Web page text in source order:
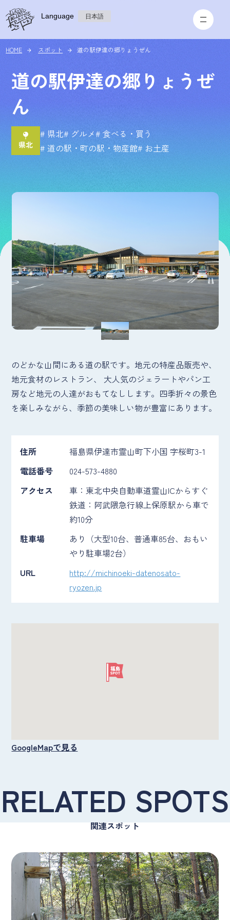
Language 日本語
HOME スポット 道の駅伊達の郷りょうぜん
道の駅伊達の郷りょうぜ
ん
# 県北# グルメ# 食べる・買う
# 道の駅・町の駅・物産館# お土産
のどかな山間にある道の駅です。地元の特産品販売や、
地元食材のレストラン、 大人気のジェラートやパン工
房など地元の人達がおもてなしします。四季折々の景色
を楽しみながら、季節の美味しい物が豊富にあります。
住所
福島県伊達市霊山町下小国 字桜町3-1
電話番号
024-573-4880
アクセス
車：東北中央自動車道霊山ICからすぐ
鉄道：阿武隈急行線上保原駅から車で
約10分
駐車場
あり（大型10台、普通車85台、おもい
やり駐車場2台）
URL
http://michinoeki-datenosato-
ryozen.jp
GoogleMapで見る
RELATED SPOTS
関連スポット